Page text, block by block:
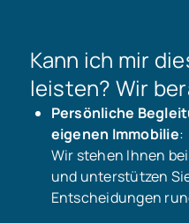
Kann ich mir
leisten? Wir
Persönliche
eigenen Immobilie:
Wir stehen Ihnen
und unterstützen
Entscheidungen